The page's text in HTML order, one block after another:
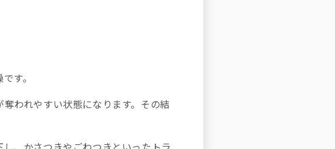
す。
われやすい状態になります。その結